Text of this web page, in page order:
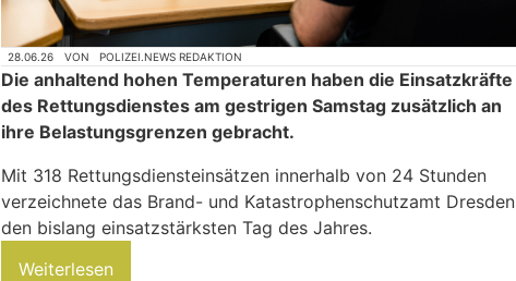
28.06.26 VON POLIZEI.NEWS REDAKTION
Die anhaltend hohen Temperaturen haben die Einsatzkräfte
des Rettungsdienstes am gestrigen Samstag zusätzlich an
ihre Belastungsgrenzen gebracht.
Mit 318 Rettungsdiensteinsätzen innerhalb von 24 Stunden
verzeichnete das Brand- und Katastrophenschutzamt Dresden
den bislang einsatzstärksten Tag des Jahres.
Weiterlesen